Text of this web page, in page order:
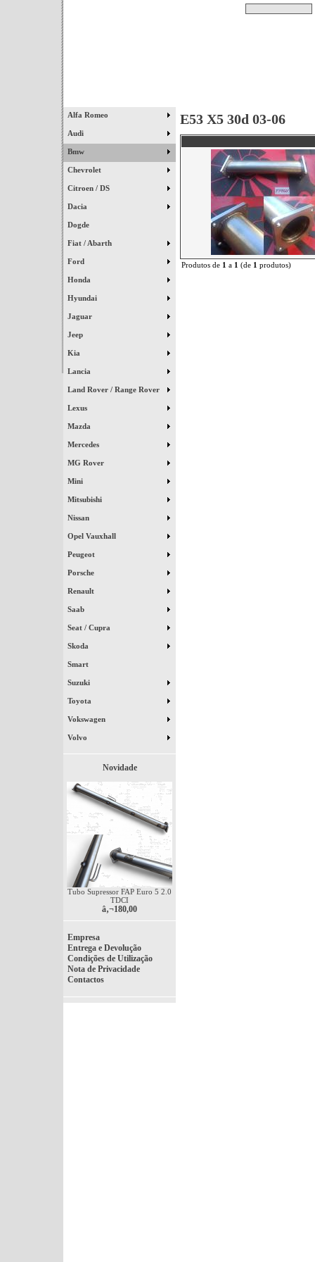
Alfa Romeo
Audi
Bmw
Chevrolet
Citroen / DS
Dacia
Dogde
Fiat / Abarth
Ford
Honda
Hyundai
Jaguar
Jeep
Kia
Lancia
Land Rover / Range Rover
Lexus
Mazda
Mercedes
MG Rover
Mini
Mitsubishi
Nissan
Opel Vauxhall
Peugeot
Porsche
Renault
Saab
Seat / Cupra
Skoda
Smart
Suzuki
Toyota
Vokswagen
Volvo
Novidade
Tubo Supressor FAP Euro 5 2.0
TDCI
â‚¬180,00
Empresa
Entrega e Devolução
Condições de Utilização
Nota de Privacidade
Contactos
E53 X5 30d 03-06
Produtos de 1 a 1 (de 1 produtos)